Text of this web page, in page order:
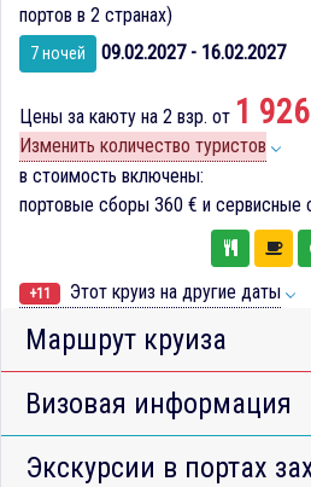
портов в 2 странах)
7 ночей 09.02.2027 - 16.02.2027
Цены за каюту на 2 взр. от 1
Изменить количество туристов
в стоимость включены:
портовые сборы 360 € и сервисные
+11 Этот круиз на другие даты
Маршрут круиза
Визовая информация
Экскурсии в портах